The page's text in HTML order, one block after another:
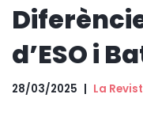
d’ESO i
28/03/2025 La